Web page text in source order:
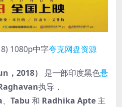
1080p中字夸克网盘资源
，2018） 是一部印度黑色悬
执导，
、 Tabu 和 Radhika Apte 主